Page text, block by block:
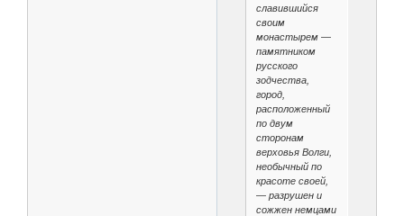
славившийся
своим
монастырем —
памятником
русского
зодчества,
город,
расположенный
по двум
сторонам
верховья Волги,
необычный по
красоте своей,
— разрушен и
сожжен немцами